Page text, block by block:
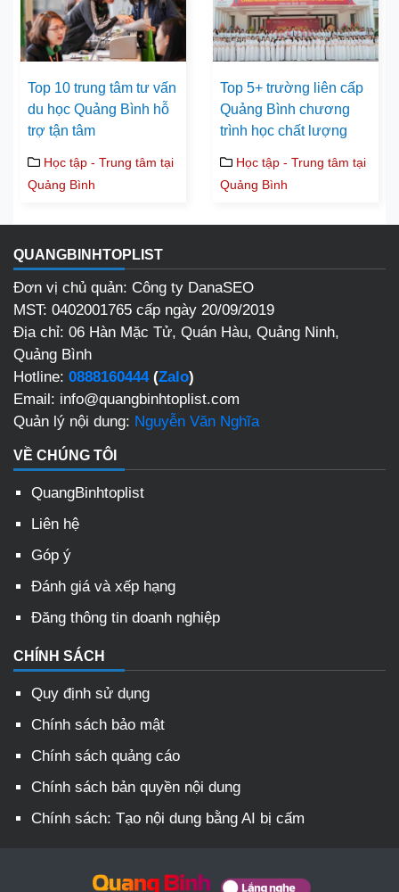
Top 10 trung tâm tư vấn
du học Quảng Bình hỗ
trợ tận tâm
Học tập - Trung tâm tại
Quảng Bình
Top 5+ trường liên cấp
Quảng Bình chương
trình học chất lượng
Học tập - Trung tâm tại
Quảng Bình
QUANGBINHTOPLIST
Đơn vị chủ quản: Công ty DanaSEO
MST: 0402001765 cấp ngày 20/09/2019
Địa chỉ: 06 Hàn Mặc Tử, Quán Hàu, Quảng Ninh,
Quảng Bình
Hotline: 0888160444(Zalo)
Email: info@quangbinhtoplist.com
Quản lý nội dung: Nguyễn Văn Nghĩa
VỀ CHÚNG TÔI
QuangBinhtoplist
Liên hệ
Góp ý
Đánh giá và xếp hạng
Đăng thông tin doanh nghiệp
CHÍNH SÁCH
Quy định sử dụng
Chính sách bảo mật
Chính sách quảng cáo
Chính sách bản quyền nội dung
Chính sách: Tạo nội dung bằng AI bị cấm